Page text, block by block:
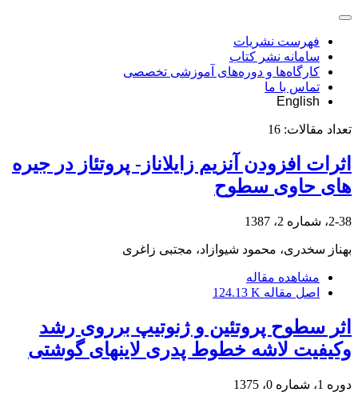
فهرست نشریات
سامانه نشر کتاب
کارگاه‌ها و دوره‌های آموزشی تخصصی
تماس با ما
English
تعداد مقالات: 16
اثرات افزودن آنزیم زایلاناز- پروتئاز در جیره
های حاوی سطوح
2-38، شماره 2، 1387
بهناز سخدری، محمود شیوازاد، مجتبی زاغری
مشاهده مقاله
اصل مقاله 124.13 K
اثر سطوح پروتئین و ژنوتیپ برروی رشد
وکیفیت لاشه خطوط پدری لاینهای گوشتی
دوره 1، شماره 0، 1375